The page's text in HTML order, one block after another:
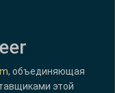
, объединяющая
этой